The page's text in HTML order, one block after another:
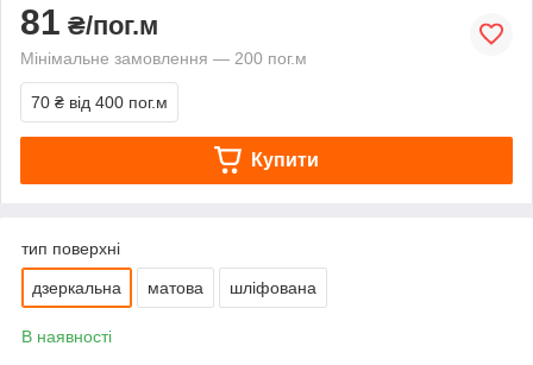
81 ₴/пог.м
Мінімальне замовлення — 200 пог.м
70 ₴ від 400 пог.м
Купити
тип поверхні
дзеркальна матова шліфована
В наявності